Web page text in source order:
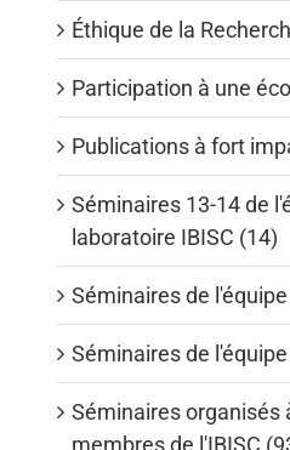
Éthique de la
Participation à une
Publications à fort
Séminaires 13-14 de
laboratoire IBISC (14)
Séminaires de l'équipe
Séminaires de l'équipe
Séminaires organisés
membres de l'IBISC